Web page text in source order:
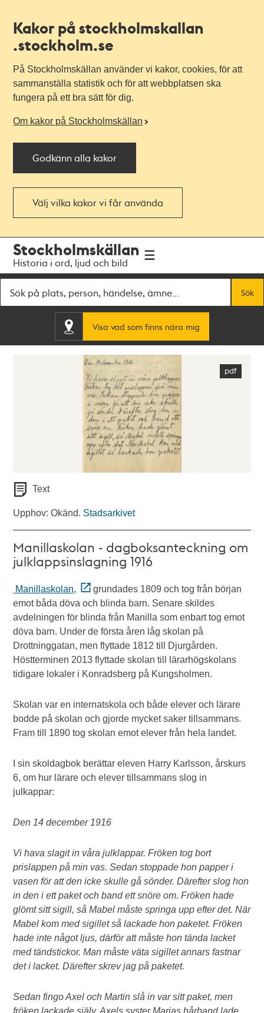
Kakor på stockholmskallan
.stockholm.se
På Stockholmskällan använder vi kakor, cookies, för att
sammanställa statistik och för att webbplatsen ska
fungera på ett bra sätt för dig.
Om kakor på Stockholmskällan
Godkänn alla kakor
Välj vilka kakor vi får använda
navigationen
huvudinnehållet
Stockholmskällan
Historia i ord, ljud och bild
Sök
Visa vad som finns nära mig
Text
Upphov: Okänd. Stadsarkivet
Manillaskolan - dagboksanteckning om
julklappsinslagning 1916
Manillaskolan,
grundades 1809 och tog från början
emot båda döva och blinda barn. Senare skildes
avdelningen för blinda från Manilla som enbart tog emot
döva barn. Under de första åren låg skolan på
Drottninggatan, men flyttade 1812 till Djurgården.
Höstterminen 2013 flyttade skolan till lärarhögskolans
tidigare lokaler i Konradsberg på Kungsholmen.
Skolan var en internatskola och både elever och lärare
bodde på skolan och gjorde mycket saker tillsammans.
Fram till 1890 tog skolan emot elever från hela landet.
I sin skoldagbok berättar eleven Harry Karlsson, årskurs
6, om hur lärare och elever tillsammans slog in
julkappar:
Den 14 december 1916
Vi hava slagit in våra julklappar. Fröken tog bort
prislappen på min vas. Sedan stoppade hon papper i
vasen för att den icke skulle gå sönder. Därefter slog hon
in den i ett paket och band ett snöre om. Fröken hade
glömt sitt sigill, så Mabel måste springa upp efter det. När
Mabel kom med sigillet så lackade hon paketet. Fröken
hade inte något ljus, därför att måste hon tända lacket
med tändstickor. Man måste väta sigillet annars fastnar
det i lacket. Därefter skrev jag på paketet.
Sedan fingo Axel och Martin slå in var sitt paket, men
fröken lackade själv. Axels syster Marias hårband lade